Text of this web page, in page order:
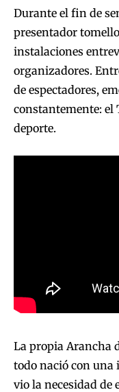
Durante el fin de
presentador
instalaciones
organizadores.
de espectadores,
constantemente: el
deporte.
La propia Arancha
todo nació con una
vio la necesidad de